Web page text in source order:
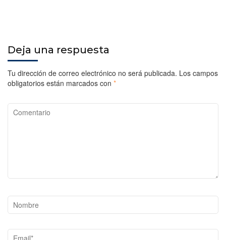
Deja una respuesta
Tu dirección de correo electrónico no será publicada. Los campos
obligatorios están marcados con *
Comentario
Nombre
Email*